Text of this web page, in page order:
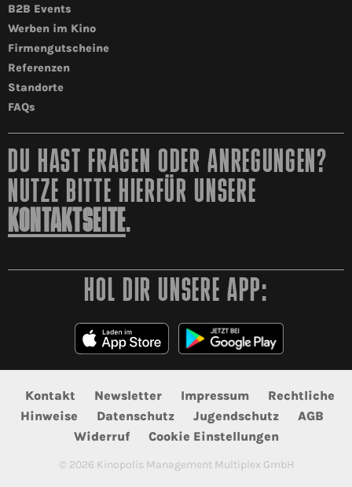
B2B Events
Werben im Kino
Firmengutscheine
Referenzen
Standorte
FAQs
DU HAST FRAGEN ODER ANREGUNGEN?
NUTZE BITTE HIERFÜR UNSERE
KONTAKTSEITE.
HOL DIR UNSERE APP:
Kontakt Newsletter Impressum
Rechtliche
Hinweise
Datenschutz Jugendschutz
AGB
Widerruf
Cookie Einstellungen
© 2026 Kinopolis Management Multiplex GmbH